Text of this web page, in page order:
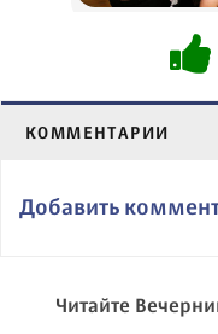
КОММЕНТАРИИ
Добавить
Читайте